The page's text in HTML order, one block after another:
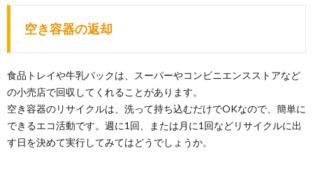
空き容器の返却
食品トレイや牛乳パックは、スーパーやコンビニエンスストアなど
の小売店で回収してくれることがあります。
空き容器のリサイクルは、洗って持ち込むだけでOKなので、簡単に
できるエコ活動です。週に1回、または月に1回などリサイクルに出
す日を決めて実行してみてはどうでしょうか。